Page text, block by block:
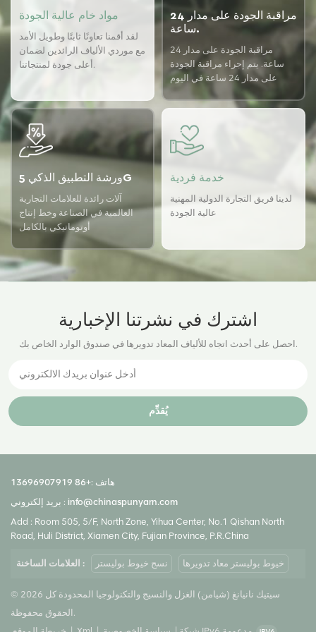
مواد خام عالية الجودة
لقد أقمنا تعاونًا ثابتًا وطويل الأمد
مع موردي الألياف الرائدين لضمان
أعلى جودة لمنتجاتنا.
مراقبة الجودة على مدار 24
ساعة.
مراقبة الجودة على مدار 24
ساعة. يتم إجراء مراقبة الجودة
على مدار 24 ساعة في اليوم
باستخدام نظام ضمان الجودة
USTER لضمان اتساق الجودة
ورشة التطبيق الذكي 5G
آلات رائدة للعلامات التجارية
العالمية في الصناعة وخط إنتاج
أوتوماتيكي بالكامل
خدمة فردية
لدينا فريق التجارة الدولية المهنية
عالية الجودة
اشترك في نشرتنا الإخبارية
احصل على أحدث اتجاه للألياف المعاد تدويرها في صندوق الوارد الخاص بك.
يُقدِّم
هاتف :+86 13696907919
بريد إلكتروني : info@chinaspunyarn.com
Add : Room 505, 5/F, North Zone, Yihua Center, No.1 Qishan North
Road, Huli District, Xiamen City, Fujian Province, P.R.China
العلامات الساخنة : نسج خيوط بوليستر خيوط بوليستر معاد تدويرها
© 2026 سيتيك نانيانغ (شيامن) الغزل والنسيج والتكنولوجيا المحدودة كل
الحقوق محفوظة.